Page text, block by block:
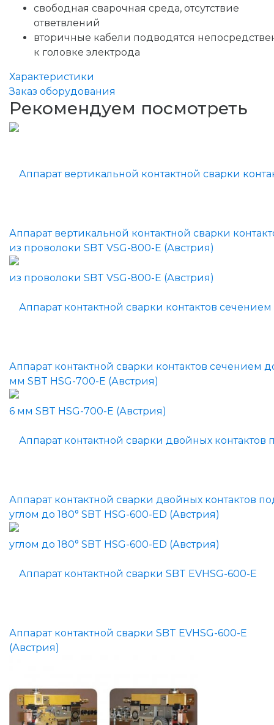
свободная сварочная среда, отсутствие
ответвлений
вторичные кабели подводятся
к головке электрода
Характеристики
Заказ оборудования
Рекомендуем посмотреть
Аппарат вертикальной контактной сварки
из проволоки SBT VSG-800-E (Австрия)
Аппарат контактной сварки контактов сечением
мм SBT HSG-700-E (Австрия)
Аппарат контактной сварки двойных контактов
углом до 180° SBT HSG-600-ED (Австрия)
Аппарат контактной сварки SBT EVHSG-600-E
(Австрия)